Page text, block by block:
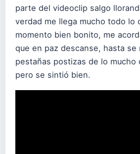
parte del videoclip salgo
verdad me llega mucho todo lo
momento bien bonito, me
que en paz descanse, hasta se
pestañas postizas de lo mucho
pero se sintió bien.